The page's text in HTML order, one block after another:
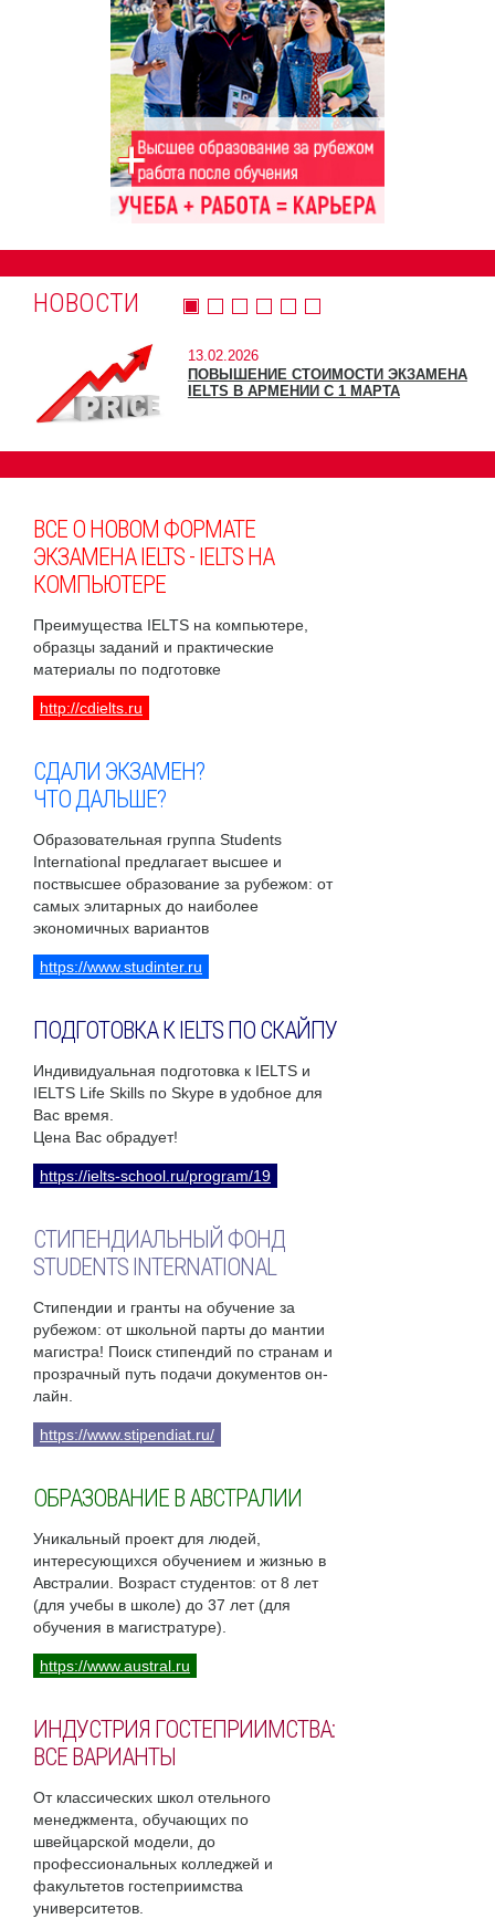
НОВОСТИ
13.02.2026
ПОВЫШЕНИЕ СТОИМОСТИ ЭКЗАМЕНА
IELTS В АРМЕНИИ С 1 МАРТА
ВСЕ О НОВОМ ФОРМАТЕ
ЭКЗАМЕНА IELTS - IELTS НА
КОМПЬЮТЕРЕ
Преимущества IELTS на компьютере,
образцы заданий и практические
материалы по подготовке
http://cdielts.ru
СДАЛИ ЭКЗАМЕН?
ЧТО ДАЛЬШЕ?
Образовательная группа Students
International предлагает высшее и
поствысшее образование за рубежом: от
самых элитарных до наиболее
экономичных вариантов
https://www.studinter.ru
ПОДГОТОВКА К IELTS ПО СКАЙПУ
Индивидуальная подготовка к IELTS и
IELTS Life Skills по Skype в удобное для
Вас время.
Цена Вас обрадует!
https://ielts-school.ru/program/19
СТИПЕНДИАЛЬНЫЙ ФОНД
STUDENTS INTERNATIONAL
Стипендии и гранты на обучение за
рубежом: от школьной парты до мантии
магистра! Поиск стипендий по странам и
прозрачный путь подачи документов он-
лайн.
https://www.stipendiat.ru/
ОБРАЗОВАНИЕ В АВСТРАЛИИ
Уникальный проект для людей,
интересующихся обучением и жизнью в
Австралии. Возраст студентов: от 8 лет
(для учебы в школе) до 37 лет (для
обучения в магистратуре).
https://www.austral.ru
ИНДУСТРИЯ ГОСТЕПРИИМСТВА:
ВСЕ ВАРИАНТЫ
От классических школ отельного
менеджмента, обучающих по
швейцарской модели, до
профессиональных колледжей и
факультетов гостеприимства
университетов.